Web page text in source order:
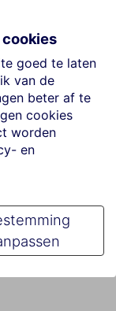
is een groen
drie
van hun
en
en
aan je
Economy
goed te laten
van de
beter af te
cookies
worden
en